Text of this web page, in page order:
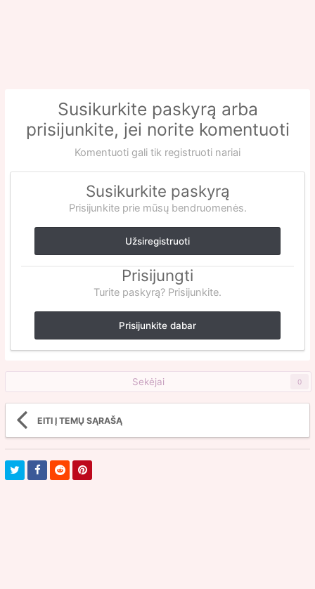
Susikurkite paskyrą arba
prisijunkite, jei norite komentuoti
Komentuoti gali tik registruoti nariai
Susikurkite paskyrą
Prisijunkite prie mūsų bendruomenės.
Užsiregistruoti
Prisijungti
Turite paskyrą? Prisijunkite.
Prisijunkite dabar
Sekėjai 0
EITI Į TEMŲ SĄRAŠĄ